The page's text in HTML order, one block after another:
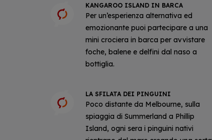
KANGAROO ISLAND IN BARCA
Per un’esperienza alternativa ed
emozionante puoi partecipare a una
mini crociera in barca per avvistare
foche, balene e delfini dal naso a
bottiglia.
LA SFILATA DEI PINGUINI
Poco distante da Melbourne, sulla
spiaggia di Summerland a Phillip
Island, ogni sera i pinguini nativi